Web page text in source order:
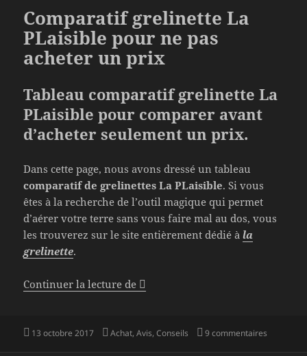
Comparatif grelinette La
PLaisible pour ne pas
acheter un prix
Tableau comparatif grelinette La
PLaisible pour comparer avant
d’acheter seulement un prix.
Dans cette page, nous avons dressé un tableau
comparatif de grelinettes La PLaisible. Si vous
êtes à la recherche de l’outil magique qui permet
d’aérer votre terre sans vous faire mal au dos, vous
les trouverez sur le site entièrement dédié àla
grelinette.
Continuer la lecture de Comparatif grelinette La
Publié
13 octobre 2017 Catégories
Achat,Avis,Conseils 9 commentaires